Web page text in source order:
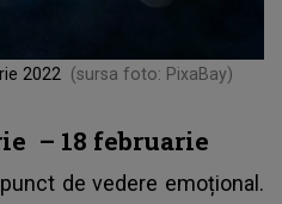
2022 (sursa foto: PixaBay)
– 18 februarie
de vedere emoțional.